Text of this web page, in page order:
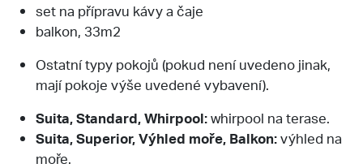
set na přípravu kávy a čaje
balkon, 33m2
Ostatní typy pokojů (pokud není uvedeno jinak,
mají pokoje výše uvedené vybavení).
Suita, Standard, Whirpool:whirpool na terase.
Suita, Superior, Výhled moře, Balkon:výhled na
moře.